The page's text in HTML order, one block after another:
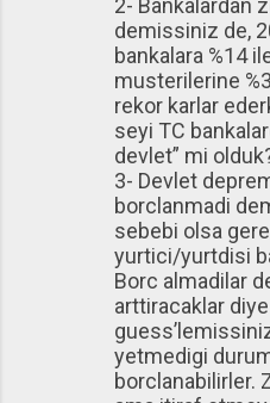
2- Bankalardan
demissiniz de,
bankalara %14
musterilerine
rekor karlar
seyi TC
devlet” mi
3- Devlet
borclanmadi
sebebi olsa
yurtici/yurtdisi
Borc almadilar
arttiracaklar
yetmedigi
borclanabilirler.